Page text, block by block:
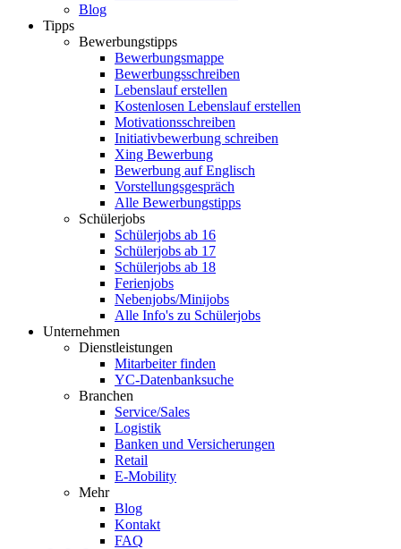
Blog
Tipps
Bewerbungstipps
Bewerbungsmappe
Bewerbungsschreiben
Lebenslauf erstellen
Kostenlosen Lebenslauf erstellen
Motivationsschreiben
Initiativbewerbung schreiben
Xing Bewerbung
Bewerbung auf Englisch
Vorstellungsgespräch
Alle Bewerbungstipps
Schülerjobs
Schülerjobs ab 16
Schülerjobs ab 17
Schülerjobs ab 18
Ferienjobs
Nebenjobs/Minijobs
Alle Info's zu Schülerjobs
Unternehmen
Dienstleistungen
Mitarbeiter finden
YC-Datenbanksuche
Branchen
Service/Sales
Logistik
Banken und Versicherungen
Retail
E-Mobility
Mehr
Blog
Kontakt
FAQ